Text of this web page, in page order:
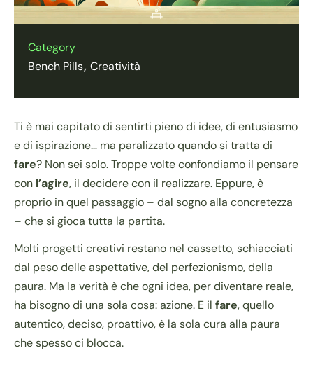
Category
Bench Pills Creatività
Ti è mai capitato di sentirti pieno di idee, di entusiasmo
e di ispirazione… ma paralizzato quando si tratta di
fare? Non sei solo. Troppe volte confondiamo il pensare
con l’agire, il decidere con il realizzare. Eppure, è
proprio in quel passaggio – dal sogno alla concretezza
– che si gioca tutta la partita.
Molti progetti creativi restano nel cassetto, schiacciati
dal peso delle aspettative, del perfezionismo, della
paura. Ma la verità è che ogni idea, per diventare reale,
ha bisogno di una sola cosa: azione. E il fare, quello
autentico, deciso, proattivo, è la sola cura alla paura
che spesso ci blocca.